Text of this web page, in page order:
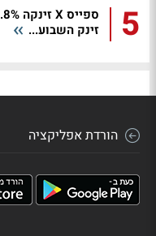
5
זינק השבוע...
הורדת אפליקציה